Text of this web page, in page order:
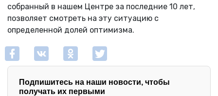
собранный в нашем Центре за последние 10 лет,
позволяет смотреть на эту ситуацию с
определенной долей оптимизма.
Подпишитесь на наши новости, чтобы
получать их первыми